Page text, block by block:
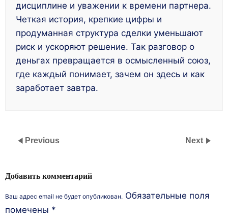
дисциплине и уважении к времени партнера.
Четкая история, крепкие цифры и
продуманная структура сделки уменьшают
риск и ускоряют решение. Так разговор о
деньгах превращается в осмысленный союз,
где каждый понимает, зачем он здесь и как
заработает завтра.
Previous Next
Добавить комментарий
Ваш адрес email не будет опубликован. Обязательные поля
помечены *